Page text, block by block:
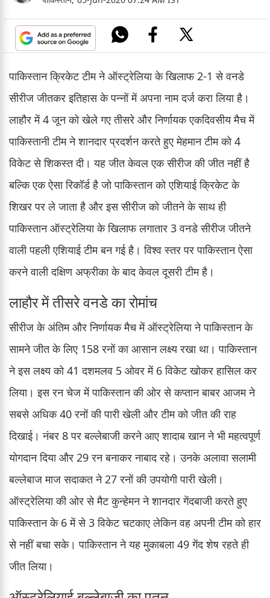
पाकिस्तान क्रिकेट टीम ने ऑस्ट्रेलिया के खिलाफ 2-1 से वनडे
सीरीज जीतकर इतिहास के पन्नों में अपना नाम दर्ज करा लिया है।
लाहौर में 4 जून को खेले गए तीसरे और निर्णायक एकदिवसीय मैच में
पाकिस्तानी टीम ने शानदार प्रदर्शन करते हुए मेहमान टीम को 4
विकेट से शिकस्त दी। यह जीत केवल एक सीरीज की जीत नहीं है
बल्कि एक ऐसा रिकॉर्ड है जो पाकिस्तान को एशियाई क्रिकेट के
शिखर पर ले जाता है और इस सीरीज को जीतने के साथ ही
पाकिस्तान ऑस्ट्रेलिया के खिलाफ लगातार 3 वनडे सीरीज जीतने
वाली पहली एशियाई टीम बन गई है। विश्व स्तर पर पाकिस्तान ऐसा
करने वाली दक्षिण अफ्रीका के बाद केवल दूसरी टीम है।
लाहौर में तीसरे वनडे का रोमांच
सीरीज के अंतिम और निर्णायक मैच में ऑस्ट्रेलिया ने पाकिस्तान के
सामने जीत के लिए 158 रनों का आसान लक्ष्य रखा था। पाकिस्तान
ने इस लक्ष्य को 41 दशमलव 5 ओवर में 6 विकेट खोकर हासिल कर
लिया। इस रन चेज में पाकिस्तान की ओर से कप्तान बाबर आजम ने
सबसे अधिक 40 रनों की पारी खेली और टीम को जीत की राह
दिखाई। नंबर 8 पर बल्लेबाजी करने आए शादाब खान ने भी महत्वपूर्ण
योगदान दिया और 29 रन बनाकर नाबाद रहे। उनके अलावा सलामी
बल्लेबाज माज सदाकत ने 27 रनों की उपयोगी पारी खेली।
ऑस्ट्रेलिया की ओर से मैट कुन्हेमन ने शानदार गेंदबाजी करते हुए
पाकिस्तान के 6 में से 3 विकेट चटकाए लेकिन वह अपनी टीम को हार
से नहीं बचा सके। पाकिस्तान ने यह मुकाबला 49 गेंद शेष रहते ही
जीत लिया।